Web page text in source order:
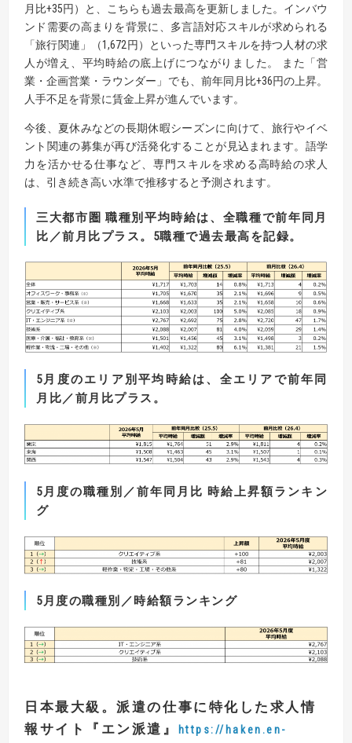
月比+35円）と、こちらも過去最高を更新しました。インバウ
ンド需要の高まりを背景に、多言語対応スキルが求められる
「旅行関連」（1,672円）といった専門スキルを持つ人材の求
人が増え、平均時給の底上げにつながりました。 また「営
業・企画営業・ラウンダー」でも、前年同月比+36円の上昇。
人手不足を背景に賃金上昇が進んでいます。
今後、夏休みなどの長期休暇シーズンに向けて、旅行やイベ
ント関連の募集が再び活発化することが見込まれます。語学
力を活かせる仕事など、専門スキルを求める高時給の求人
は、引き続き高い水準で推移すると予測されます。
三大都市圏 職種別平均時給は、全職種で前年同月
比／前月比プラス。5職種で過去最高を記録。
5月度のエリア別平均時給は、全エリアで前年同
月比／前月比プラス。
5月度の職種別／前年同月比 時給上昇額ランキン
グ
5月度の職種別／時給額ランキング
日本最大級。派遣の仕事に特化した求人情
報サイト
『 エン派遣 』 https://haken.en-